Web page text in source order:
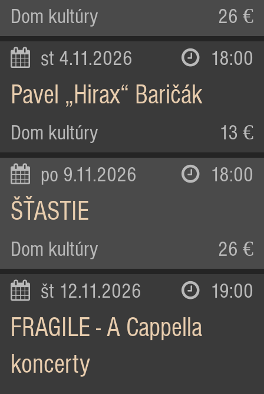
Dom kultúry 26 €
st 4.11.2026 18:00
Pavel „Hirax“ Baričák
Dom kultúry 13 €
po 9.11.2026 18:00
ŠŤASTIE
Dom kultúry 26 €
št 12.11.2026 19:00
FRAGILE - A Cappella
koncerty